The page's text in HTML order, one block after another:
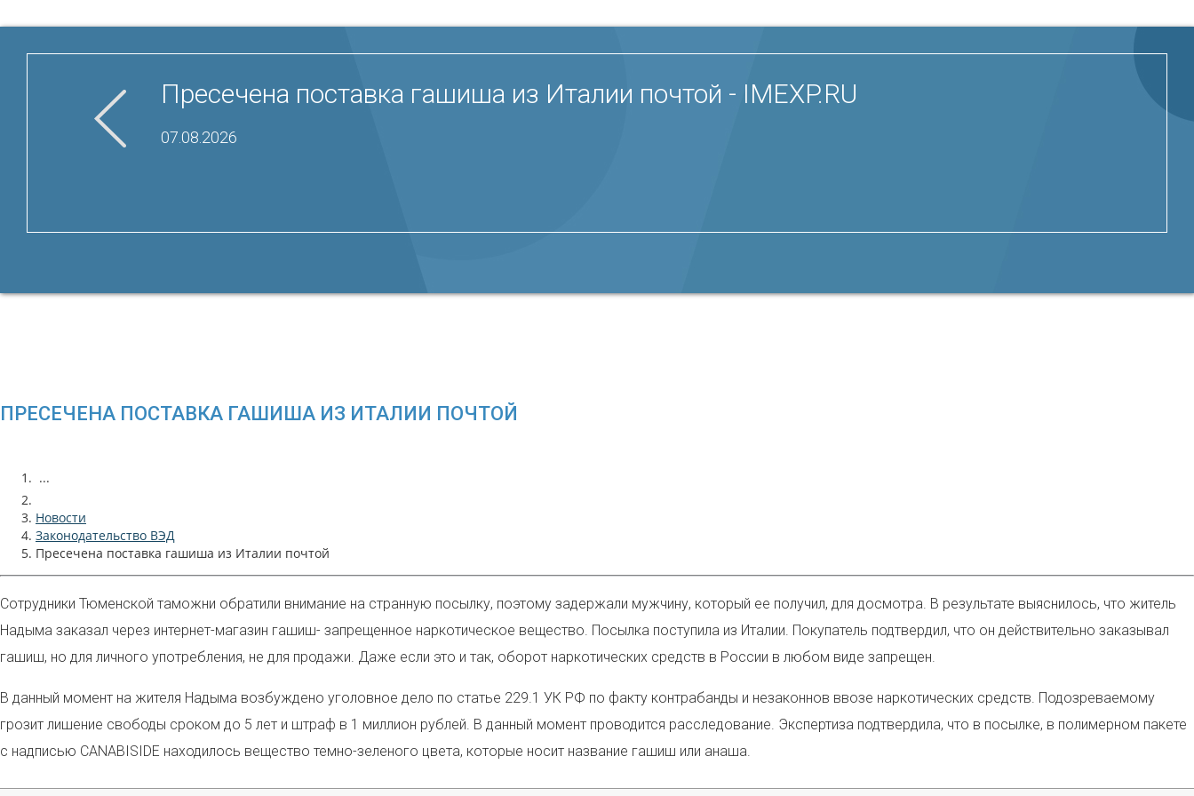
Пресечена поставка гашиша из Италии почтой - IMEXP.RU
07.08.2026
ПРЕСЕЧЕНА ПОСТАВКА ГАШИША ИЗ ИТАЛИИ ПОЧТОЙ
...
Новости
Законодательство ВЭД
Пресечена поставка гашиша из Италии почтой
Сотрудники Тюменской таможни обратили внимание на странную посылку, поэтому задержали мужчину, который ее получил, для досмотра. В результате выяснилось, что житель
Надыма заказал через интернет-магазин гашиш- запрещенное наркотическое вещество. Посылка поступила из Италии. Покупатель подтвердил, что он действительно заказывал
гашиш, но для личного употребления, не для продажи. Даже если это и так, оборот наркотических средств в России в любом виде запрещен.
В данный момент на жителя Надыма возбуждено уголовное дело по статье 229.1 УК РФ по факту контрабанды и незаконнов ввозе наркотических средств. Подозреваемому
грозит лишение свободы сроком до 5 лет и штраф в 1 миллион рублей. В данный момент проводится расследование. Экспертиза подтвердила, что в посылке, в полимерном пакете
с надписью CANABISIDE находилось вещество темно-зеленого цвета, которые носит название гашиш или анаша.